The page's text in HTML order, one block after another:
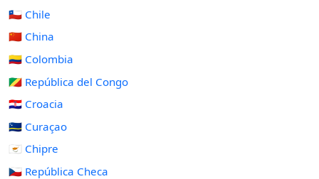
🇨🇱 Chile
🇨🇳 China
🇨🇴 Colombia
🇨🇬 República del Congo
🇭🇷 Croacia
🇨🇼 Curaçao
🇨🇾 Chipre
🇨🇿 República Checa